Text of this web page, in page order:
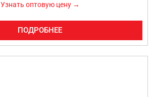
Узнать оптовую цену →
ПОДРОБНЕЕ